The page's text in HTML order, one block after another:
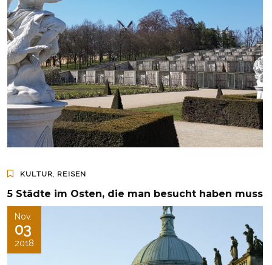
KULTUR, REISEN
5 Städte im Osten, die man besucht haben muss
Nov.
03
2018